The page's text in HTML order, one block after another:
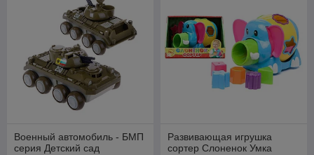
Военный автомобиль - БМП
серия Детский сад
Развивающая игрушка
сортер Слоненок Умка